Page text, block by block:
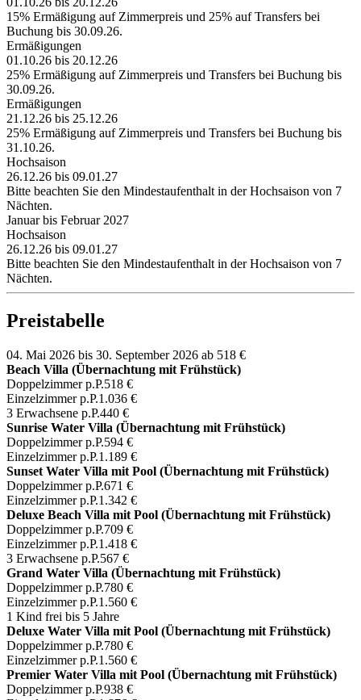
15% Ermäßigung auf Zimmerpreis und 25% auf Transfers bei
Buchung bis 30.09.26.
Ermäßigungen
01.10.26 bis 20.12.26
25% Ermäßigung auf Zimmerpreis und Transfers bei Buchung bis
30.09.26.
Ermäßigungen
21.12.26 bis 25.12.26
25% Ermäßigung auf Zimmerpreis und Transfers bei Buchung bis
31.10.26.
Hochsaison
26.12.26 bis 09.01.27
Bitte beachten Sie den Mindestaufenthalt in der Hochsaison von 7
Nächten.
Januar bis Februar 2027
Hochsaison
26.12.26 bis 09.01.27
Bitte beachten Sie den Mindestaufenthalt in der Hochsaison von 7
Nächten.
Preistabelle
04. Mai 2026 bis 30. September 2026 ab 518 €
Beach Villa (Übernachtung mit Frühstück)
Doppelzimmer p.P.518 €
Einzelzimmer p.P.1.036 €
3 Erwachsene p.P.440 €
Sunrise Water Villa (Übernachtung mit Frühstück)
Doppelzimmer p.P.594 €
Einzelzimmer p.P.1.189 €
Sunset Water Villa mit Pool (Übernachtung mit Frühstück)
Doppelzimmer p.P.671 €
Einzelzimmer p.P.1.342 €
Deluxe Beach Villa mit Pool (Übernachtung mit Frühstück)
Doppelzimmer p.P.709 €
Einzelzimmer p.P.1.418 €
3 Erwachsene p.P.567 €
Grand Water Villa (Übernachtung mit Frühstück)
Doppelzimmer p.P.780 €
Einzelzimmer p.P.1.560 €
1 Kind frei bis 5 Jahre
Deluxe Water Villa mit Pool (Übernachtung mit Frühstück)
Doppelzimmer p.P.780 €
Einzelzimmer p.P.1.560 €
Premier Water Villa mit Pool (Übernachtung mit Frühstück)
Doppelzimmer p.P.938 €